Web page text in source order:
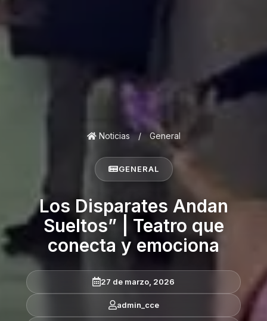
Noticias / General
GENERAL
Los Disparates Andan
Sueltos” | Teatro que
conecta y emociona
27 de marzo, 2026
admin_cce